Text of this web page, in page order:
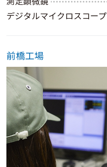
デジタルマイクロスコープ
前橋工場